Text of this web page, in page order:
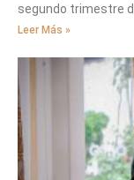
segundo trimestre
Leer Más »